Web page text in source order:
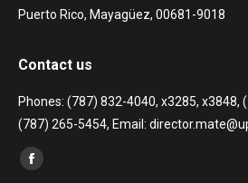
Puerto Rico, Mayagüez, 00681-9018
Contact us
Phones: (787) 832-4040, x3285, x3848,
(787) 265-5454, Email:
Find us on:
Facebook